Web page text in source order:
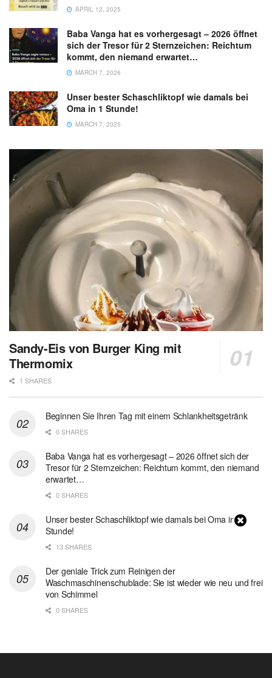
APRIL 12, 2025
Baba Vanga hat es vorhergesagt – 2026 öffnet
sich der Tresor für 2 Sternzeichen: Reichtum
kommt, den niemand erwartet…
MARCH 7, 2026
Unser bester Schaschliktopf wie damals bei
Oma in 1 Stunde!
MARCH 7, 2025
Sandy-Eis von Burger King mit
Thermomix
1 SHARES
Beginnen Sie Ihren Tag mit einem Schlankheitsgetränk
0 SHARES
Baba Vanga hat es vorhergesagt – 2026 öffnet sich der
Tresor für 2 Sternzeichen: Reichtum kommt, den niemand
erwartet…
0 SHARES
Unser bester Schaschliktopf wie damals bei Oma in 1
Stunde!
13 SHARES
Der geniale Trick zum Reinigen der
Waschmaschinenschublade: Sie ist wieder wie neu und frei
von Schimmel
0 SHARES